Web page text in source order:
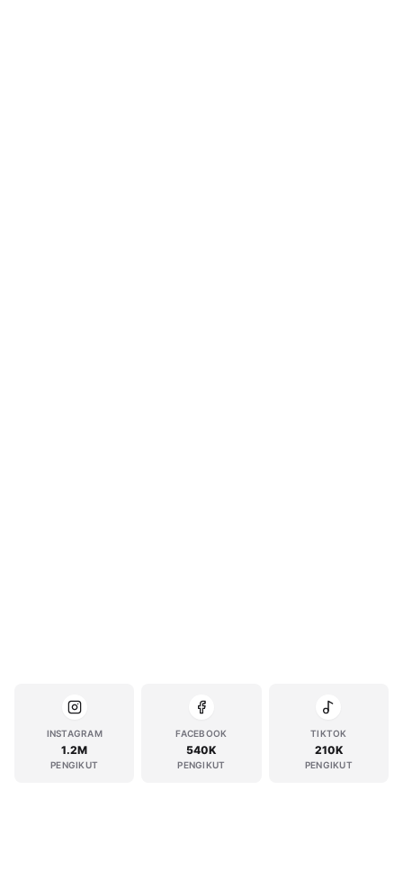
INSTAGRAM
1.2M
PENGIKUT
FACEBOOK
540K
PENGIKUT
TIKTOK
210K
PENGIKUT